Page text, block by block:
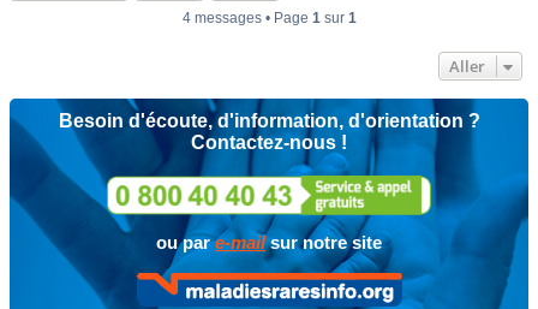
4 messages • Page 1sur 1
Aller
Besoin d'écoute, d'information, d'orientation ?
Contactez-nous !
ou pare-mailsur notre site